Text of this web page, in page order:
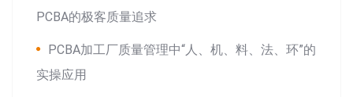
PCBA的极客质量追求
PCBA加工厂质量管理中“人、机、料、法、环”的
实操应用